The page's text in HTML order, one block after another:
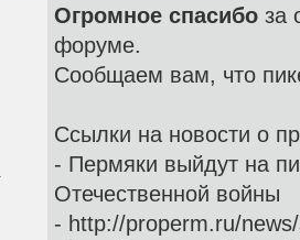
Огромное спасибо за
форуме.
Сообщаем вам, что
Ссылки на новости о
- Пермяки выйдут на
Отечественной войны
- http://properm.ru/